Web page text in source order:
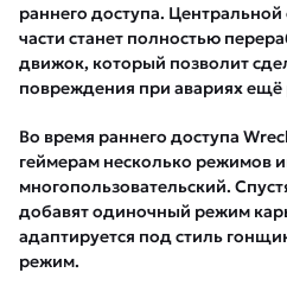
раннего доступа.
части станет полностью
движок, который позволит
повреждения при авариях ещё
Во время раннего доступа
геймерам несколько режимов
многопользовательский.
добавят одиночный режим
адаптируется под стиль
режим.